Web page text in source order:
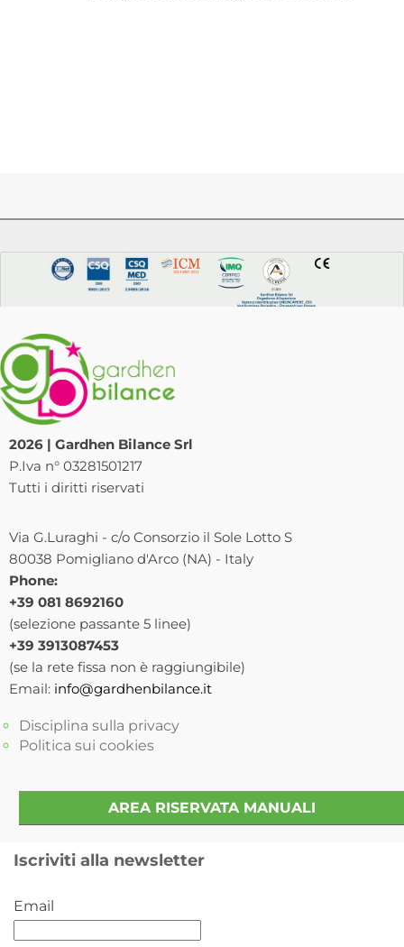
2026 | Gardhen Bilance Srl
P.Iva n° 03281501217
Tutti i diritti riservati
Via G.Luraghi - c/o Consorzio il Sole Lotto S
80038 Pomigliano d'Arco (NA) - Italy
Phone:
+39 081 8692160
(selezione passante 5 linee)
+39 3913087453
(se la rete fissa non è raggiungibile)
Email: info@gardhenbilance.it
Disciplina sulla privacy
Politica sui cookies
AREA RISERVATA MANUALI
Iscriviti alla newsletter
Email